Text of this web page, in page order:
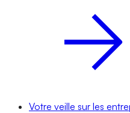
Votre veille sur les